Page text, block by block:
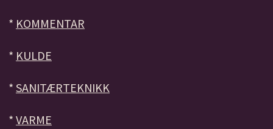
* KOMMENTAR
* KULDE
* SANITÆRTEKNIKK
* VARME